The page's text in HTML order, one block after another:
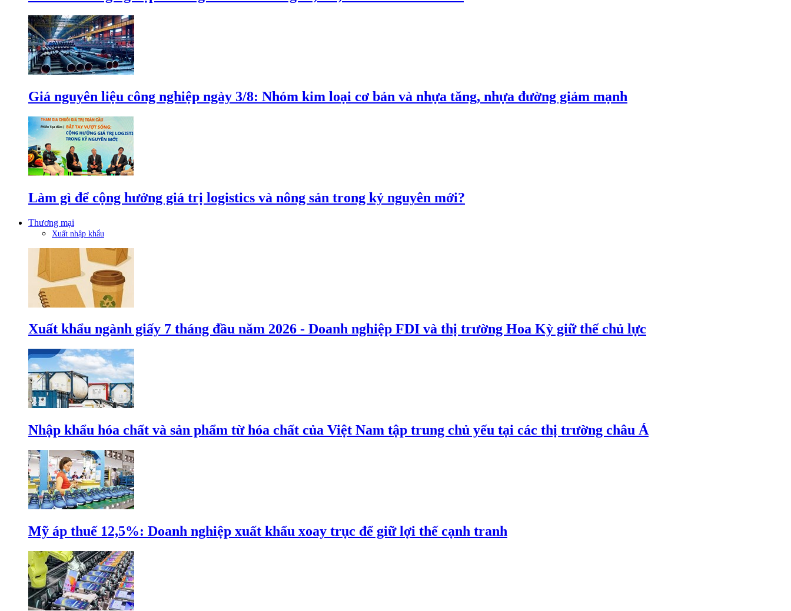
Giá nguyên liệu công nghiệp ngày 3/8: Nhóm kim loại cơ bản và nhựa tăng, nhựa đường giảm mạnh
Làm gì để cộng hưởng giá trị logistics và nông sản trong kỷ nguyên mới?
Thương mại
Xuất nhập khẩu
Xuất khẩu ngành giấy 7 tháng đầu năm 2026 - Doanh nghiệp FDI và thị trường Hoa Kỳ giữ thế chủ lực
Nhập khẩu hóa chất và sản phẩm từ hóa chất của Việt Nam tập trung chủ yếu tại các thị trường châu Á
Mỹ áp thuế 12,5%: Doanh nghiệp xuất khẩu xoay trục để giữ lợi thế cạnh tranh